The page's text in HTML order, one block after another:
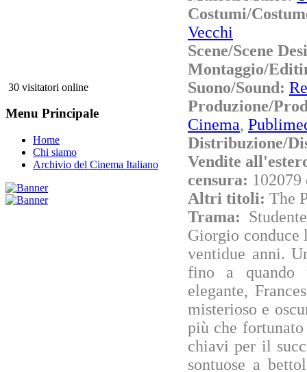
30 visitatori online
Menu Principale
Home
Chi siamo
Archivio del Cinema Italiano
Costumi/
Vecchi
Scene/Scene
Montaggio/
Suono/Sound:
Produzione/
Cinema,
Distribuzione/
Vendite
censura:
Altri titoli: The
Trama:
Giorgio conduce
ventidue anni.
fino a quando
elegante,
misterioso e
più che
chiavi per il
sontuose a